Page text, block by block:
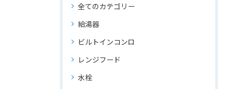
全てのカテゴリー
給湯器
ビルトインコンロ
レンジフード
水栓